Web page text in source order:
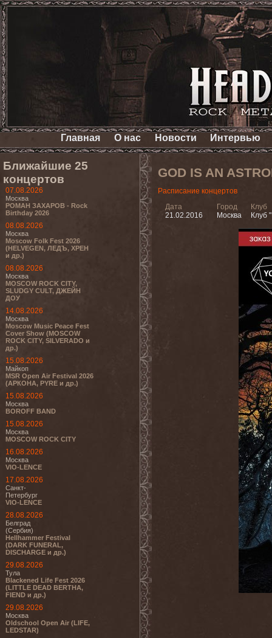
Главная О нас Новости Интервью
Ближайшие 25
концертов
07.08.2026
Москва
РОМАН ЗАХАРОВ - Rock
Birthday 2026
08.08.2026
Москва
Moscow Folk Fest 2026
(HELVEGEN, ЛЕДЪ, ХРЕН
и др.)
08.08.2026
Москва
MOSCOW ROCK CITY,
SLUDGY CULT, ДЖЕЙН
ДОУ
14.08.2026
Москва
Moscow Music Peace Fest
Cover Show (MOSCOW
ROCK CITY, SILVERADO и
др.)
15.08.2026
Майкоп
MSR Open Air Festival 2026
(АРКОНА, PYRE и др.)
15.08.2026
Москва
BOROFF BAND
15.08.2026
Москва
MOSCOW ROCK CITY
16.08.2026
Москва
VIO-LENCE
17.08.2026
Санкт-
Петербург
VIO-LENCE
28.08.2026
Белград
(Сербия)
Hellhammer Festival
(DARK FUNERAL,
DISCHARGE и др.)
29.08.2026
Тула
Blackened Life Fest 2026
(LITTLE DEAD BERTHA,
FIEND и др.)
29.08.2026
Москва
Oldschool Open Air (LIFE,
LEDSTAR)
GOD IS AN
Расписание концертов
Дата
21.02.2016
Город
Москва
Клуб
Клуб